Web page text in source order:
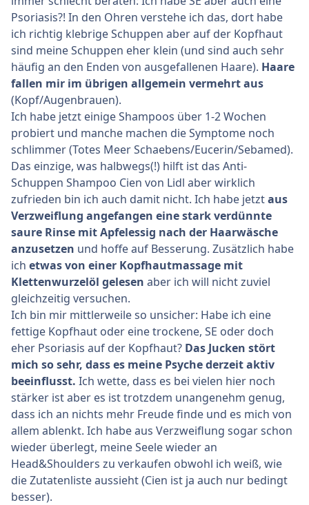
Psoriasis?! In den Ohren verstehe ich das, dort habe
ich richtig klebrige Schuppen aber auf der Kopfhaut
sind meine Schuppen eher klein (und sind auch sehr
häufig an den Enden von ausgefallenen Haare). Haare
fallen mir im übrigen allgemein vermehrt aus
(Kopf/Augenbrauen).
Ich habe jetzt einige Shampoos über 1-2 Wochen
probiert und manche machen die Symptome noch
schlimmer (Totes Meer Schaebens/Eucerin/Sebamed).
Das einzige, was halbwegs(!) hilft ist das Anti-
Schuppen Shampoo Cien von Lidl aber wirklich
zufrieden bin ich auch damit nicht. Ich habe jetztaus
Verzweiflung angefangen eine stark verdünnte
saure Rinse mit Apfelessig nach der Haarwäsche
anzusetzen und hoffe auf Besserung. Zusätzlich habe
ich etwas von einer Kopfhautmassage mit
Klettenwurzelöl gelesen aber ich will nicht zuviel
gleichzeitig versuchen.
Ich bin mir mittlerweile so unsicher: Habe ich eine
fettige Kopfhaut oder eine trockene, SE oder doch
eher Psoriasis auf der Kopfhaut? Das Jucken stört
mich so sehr, dass es meine Psyche derzeit aktiv
beeinflusst. Ich wette, dass es bei vielen hier noch
stärker ist aber es ist trotzdem unangenehm genug,
dass ich an nichts mehr Freude finde und es mich von
allem ablenkt. Ich habe aus Verzweiflung sogar schon
wieder überlegt, meine Seele wieder an
Head&Shoulders zu verkaufen obwohl ich weiß, wie
die Zutatenliste aussieht (Cien ist ja auch nur bedingt
besser).